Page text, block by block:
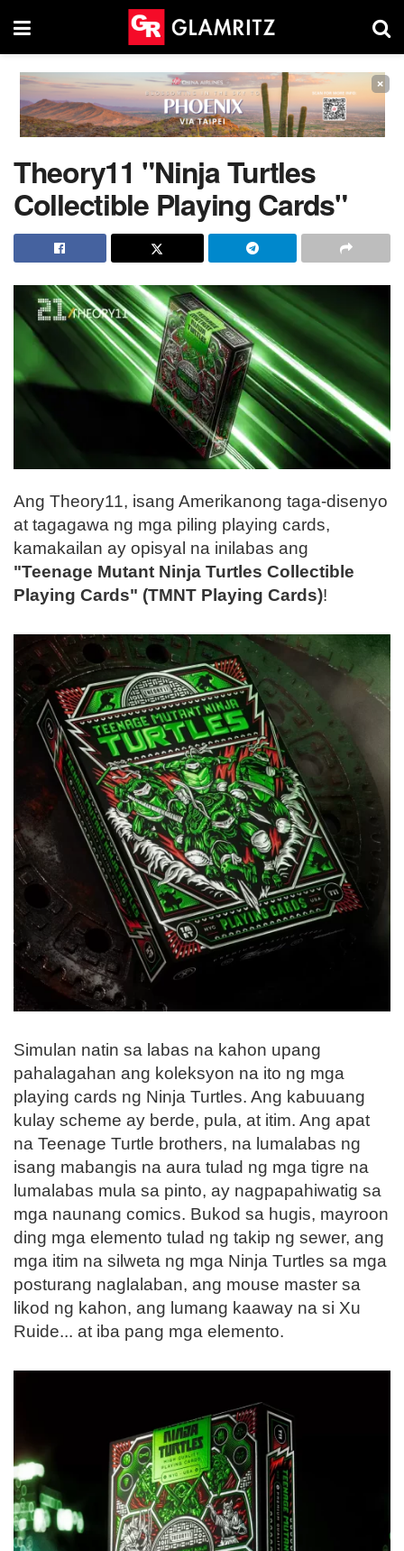
×
Theory11 "Ninja Turtles
Collectible Playing Cards"
Ang Theory11, isang Amerikanong taga-disenyo
at tagagawa ng mga piling playing cards,
kamakailan ay opisyal na inilabas ang
"Teenage Mutant Ninja Turtles Collectible
Playing Cards" (TMNT Playing Cards)!
Simulan natin sa labas na kahon upang
pahalagahan ang koleksyon na ito ng mga
playing cards ng Ninja Turtles. Ang kabuuang
kulay scheme ay berde, pula, at itim. Ang apat
na Teenage Turtle brothers, na lumalabas ng
isang mabangis na aura tulad ng mga tigre na
lumalabas mula sa pinto, ay nagpapahiwatig sa
mga naunang comics. Bukod sa hugis, mayroon
ding mga elemento tulad ng takip ng sewer, ang
mga itim na silweta ng mga Ninja Turtles sa mga
posturang naglalaban, ang mouse master sa
likod ng kahon, ang lumang kaaway na si Xu
Ruide... at iba pang mga elemento.